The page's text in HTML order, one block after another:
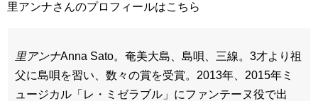
里アンナさんのプロフィールはこちら
里アンナAnna Sato。奄美大島、島唄、三線。3才より祖
父に島唄を習い、数々の賞を受賞。2013年、2015年ミ
ュージカル「レ・ミゼラブル」にファンテーヌ役で出